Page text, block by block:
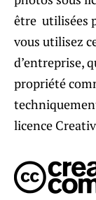
être utilisées
vous utilisez
d’entreprise,
propriété
licence